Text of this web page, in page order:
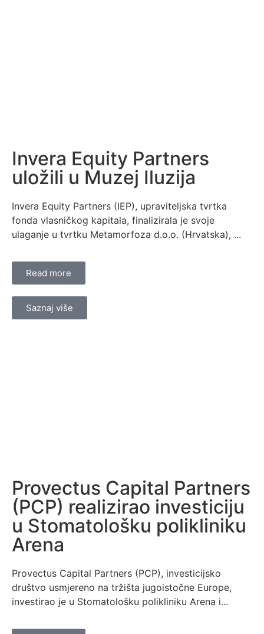
Invera Equity Partners
uložili u Muzej Iluzija
Invera Equity Partners (IEP), upraviteljska tvrtka
fonda vlasničkog kapitala, finalizirala je svoje
ulaganje u tvrtku Metamorfoza d.o.o. (Hrvatska), ...
Read more
Saznaj više
Provectus Capital Partners
(PCP) realizirao investiciju
u Stomatološku polikliniku
Arena
Provectus Capital Partners (PCP), investicijsko
društvo usmjereno na tržišta jugoistočne Europe,
investirao je u Stomatološku polikliniku Arena i...